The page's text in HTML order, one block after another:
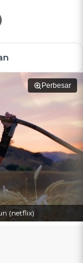
Perbesar
(netflix)